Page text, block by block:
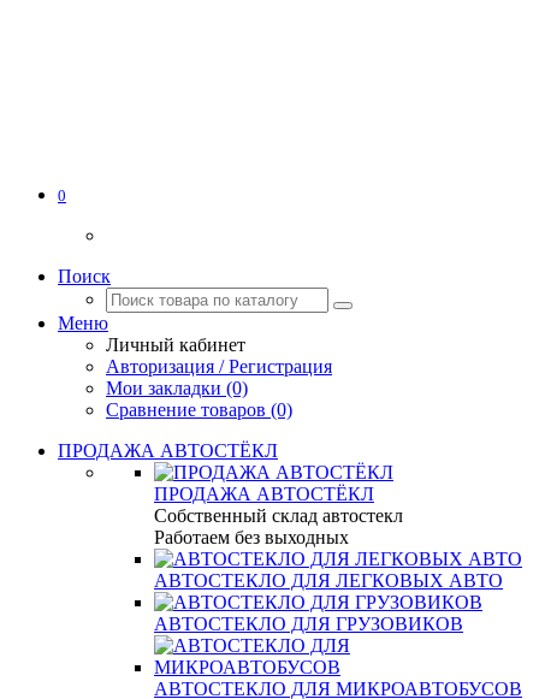
0
Поиск
Меню
Личный кабинет
Авторизация / Регистрация
Мои закладки (0)
Сравнение товаров (0)
ПРОДАЖА АВТОСТЁКЛ
ПРОДАЖА АВТОСТЁКЛ
Собственный склад автостекл
Работаем без выходных
АВТОСТЕКЛО ДЛЯ ЛЕГКОВЫХ АВТО
АВТОСТЕКЛО ДЛЯ ГРУЗОВИКОВ
АВТОСТЕКЛО ДЛЯ МИКРОАВТОБУСОВ